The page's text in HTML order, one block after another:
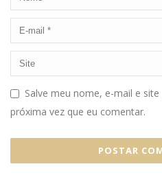
Salve meu nome, e-mail e
próxima vez que eu comentar.